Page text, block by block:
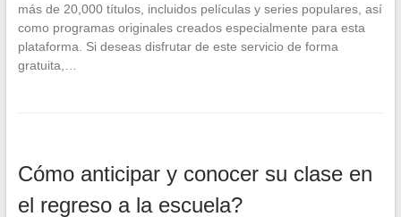
más de 20,000 títulos, incluidos películas y series populares, así
como programas originales creados especialmente para esta
plataforma. Si deseas disfrutar de este servicio de forma
gratuita,…
Cómo anticipar y conocer su clase en
el regreso a la escuela?